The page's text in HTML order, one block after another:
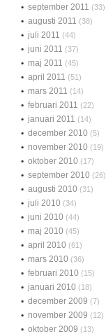
september 2011 (33)
augusti 2011 (38)
juli 2011 (44)
juni 2011 (37)
maj 2011 (45)
april 2011 (51)
mars 2011 (14)
februari 2011 (22)
januari 2011 (14)
december 2010 (5)
november 2010 (19)
oktober 2010 (17)
september 2010 (26)
augusti 2010 (31)
juli 2010 (34)
juni 2010 (44)
maj 2010 (45)
april 2010 (61)
mars 2010 (36)
februari 2010 (15)
januari 2010 (18)
december 2009 (7)
november 2009 (12)
oktober 2009 (13)